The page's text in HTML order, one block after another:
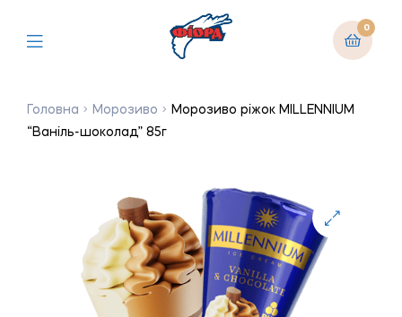
0
Головна Морозиво
Морозиво ріжок MILLENNIUM
“Ваніль-шоколад” 85г